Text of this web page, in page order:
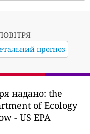
прогноз
надано: the
of Ecology
- US EPA